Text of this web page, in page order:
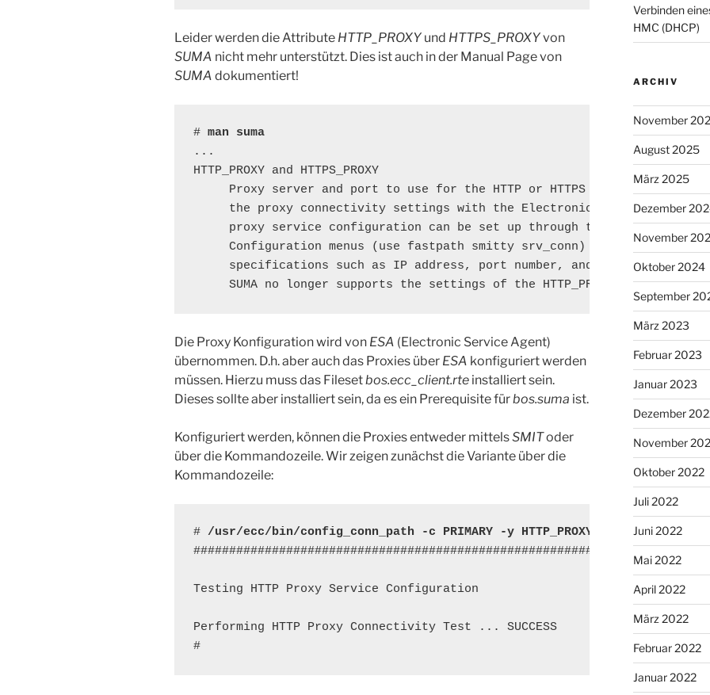
Leider werden die Attribute HTTP_PROXY und HTTPS_PROXYvon
SUMA nicht mehr unterstützt. Dies ist auch in der Manual Page von
SUMA dokumentiert!
# man suma
...
HTTP_PROXY and HTTPS_PROXY
Proxy server and port to use for the HTTP or HTTPS transfers. The
the proxy connectivity settings with the Electronic Service
proxy service configuration can be set up through the SMIT Create/
Configuration menus (use fastpath smitty srv_conn) that allow the
specifications such as IP address, port number, and an optional user
SUMA no longer supports the settings of the HTTP_PROXY and
Die Proxy Konfiguration wird von ESA (Electronic Service Agent)
übernommen. D.h. aber auch das Proxies über ESA konfiguriert werden
müssen. Hierzu muss das Filesetbos.ecc_client.rte installiert sein.
Dieses sollte aber installiert sein, da es ein Prerequisite fürbos.suma ist.
Konfiguriert werden, können die Proxies entweder mittelsSMIToder
über die Kommandozeile. Wir zeigen zunächst die Variante über die
Kommandozeile:
# /usr/ecc/bin/config_conn_path -c PRIMARY -y HTTP_PROXY -t YES -a
###########################################################
Testing HTTP Proxy Service Configuration
Performing HTTP Proxy Connectivity Test ... SUCCESS
#
Verbinden
HMC (DHCP)
ARCHIV
November
August 2025
März 2025
Dezember
November
Oktober 2024
September
März 2023
Februar 2023
Januar 2023
Dezember
November
Oktober 2022
Juli 2022
Juni 2022
Mai 2022
April 2022
März 2022
Februar 2022
Januar 2022